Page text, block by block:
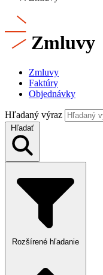
Zmluvy
Zmluvy
Faktúry
Objednávky
Hľadaný výraz
Hľadať
Rozšírené hľadanie